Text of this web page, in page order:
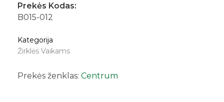
Prekės Kodas:
B015-012
Kategorija
Žirklės Vaikams
Prekės ženklas: Centrum